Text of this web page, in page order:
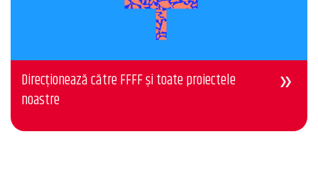
Direcționează către FFFF și toate proiectele
noastre